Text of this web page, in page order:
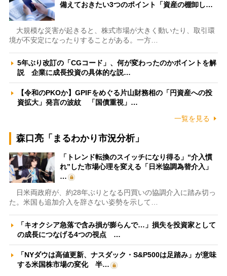
備えておきたい3つのポイント「資産の棚卸し…
大規模な災害が起きると、株式市場が大きく動いたり、取引環
境が不安定になったりすることがある。一方…
5年ぶり改訂の「CGコード」、何が変わったのかポイントを解
説 企業に成長投資の具体的な説…
【令和のPKOか】GPIFをめぐる片山財務相の「円資産への投
資拡大」発言の波紋 「国債重視」…
一覧を見る
森口亮「まるわかり市況分析」
「トレンド転換のスイッチになり得る」“介入慣
れ”した市場心理を変える「日米協調為替介入」
…
日米両政府が、約28年ぶりとなる円買いの協調介入に踏み切っ
た。米国も追加介入を辞さない姿勢を示して…
「キオクシア急落で含み損が膨らんで…」損失を投資家として
の成長につなげる4つの視点 …
「NYダウは高値更新、ナスダック・S&P500は足踏み」が意味
する米国株市場の変化 半…